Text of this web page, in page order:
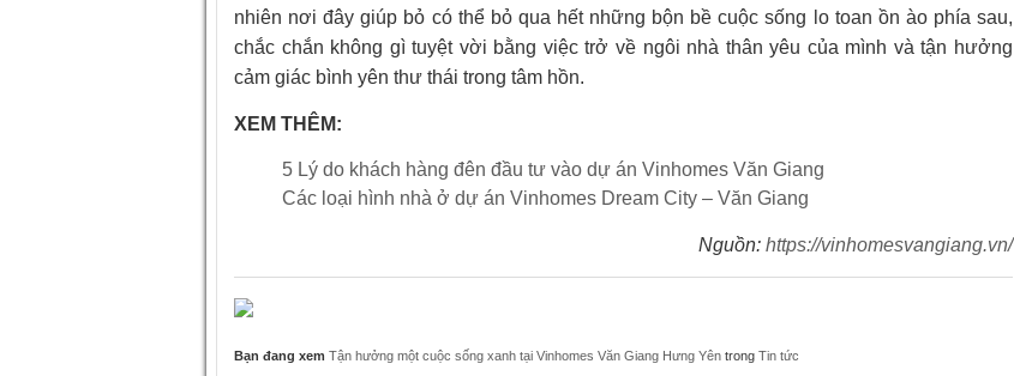
nhiên nơi đây giúp bỏ có thể bỏ qua hết những bộn bề cuộc sống lo toan ồn ào phía sau,
chắc chắn không gì tuyệt vời bằng việc trở về ngôi nhà thân yêu của mình và tận hưởng
cảm giác bình yên thư thái trong tâm hồn.
XEM THÊM:
5 Lý do khách hàng đên đầu tư vào dự án Vinhomes Văn Giang
Các loại hình nhà ở dự án Vinhomes Dream City – Văn Giang
Nguồn: https://vinhomesvangiang.vn/
Bạn đang xem Tận hưởng một cuộc sống xanh tại Vinhomes Văn Giang Hưng Yên trong Tin tức